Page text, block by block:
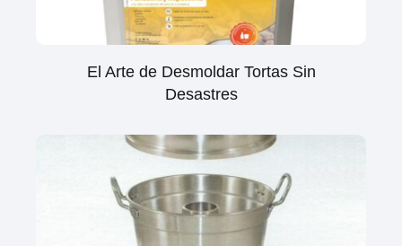
El Arte de Desmoldar Tortas Sin
Desastres